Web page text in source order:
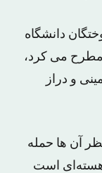
دانشگاه
مطرح می کرد،
و دراز
آن ها حمله
است